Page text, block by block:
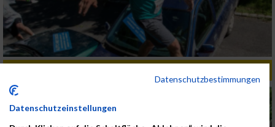
Datenschutzbestimmungen
Datenschutzeinstellungen